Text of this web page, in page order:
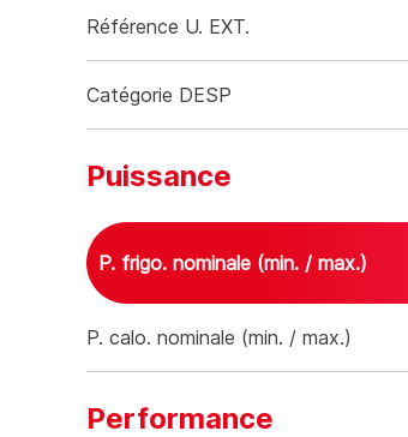
Référence U. EXT.
Catégorie DESP
Puissance frigorifique nominale
Puissance
P. frigo. nominale (min. / max.)
P. calo. nominale (min. / max.)
P. frigo. nominale (min. / max.)
Performance